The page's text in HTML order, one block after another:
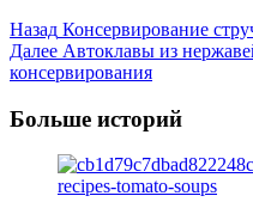
Post
Navigation
Назад Консервирование
Далее Автоклавы из
консервирования
Больше историй